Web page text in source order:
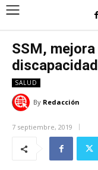
SSM,
discapacidad
SALUD
By Redacción
7 septiembre, 2019